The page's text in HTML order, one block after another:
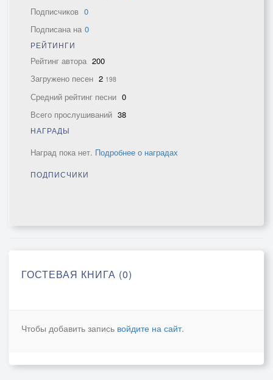
Подписчиков 0
Подписана на 0
РЕЙТИНГИ
Рейтинг автора 200
Загружено песен 2 198
Средний рейтинг песни 0
Всего прослушиваний 38
НАГРАДЫ
Наград пока нет. Подробнее о наградах
ПОДПИСЧИКИ
ГОСТЕВАЯ КНИГА (0)
Чтобы добавить запись войдите на сайт.